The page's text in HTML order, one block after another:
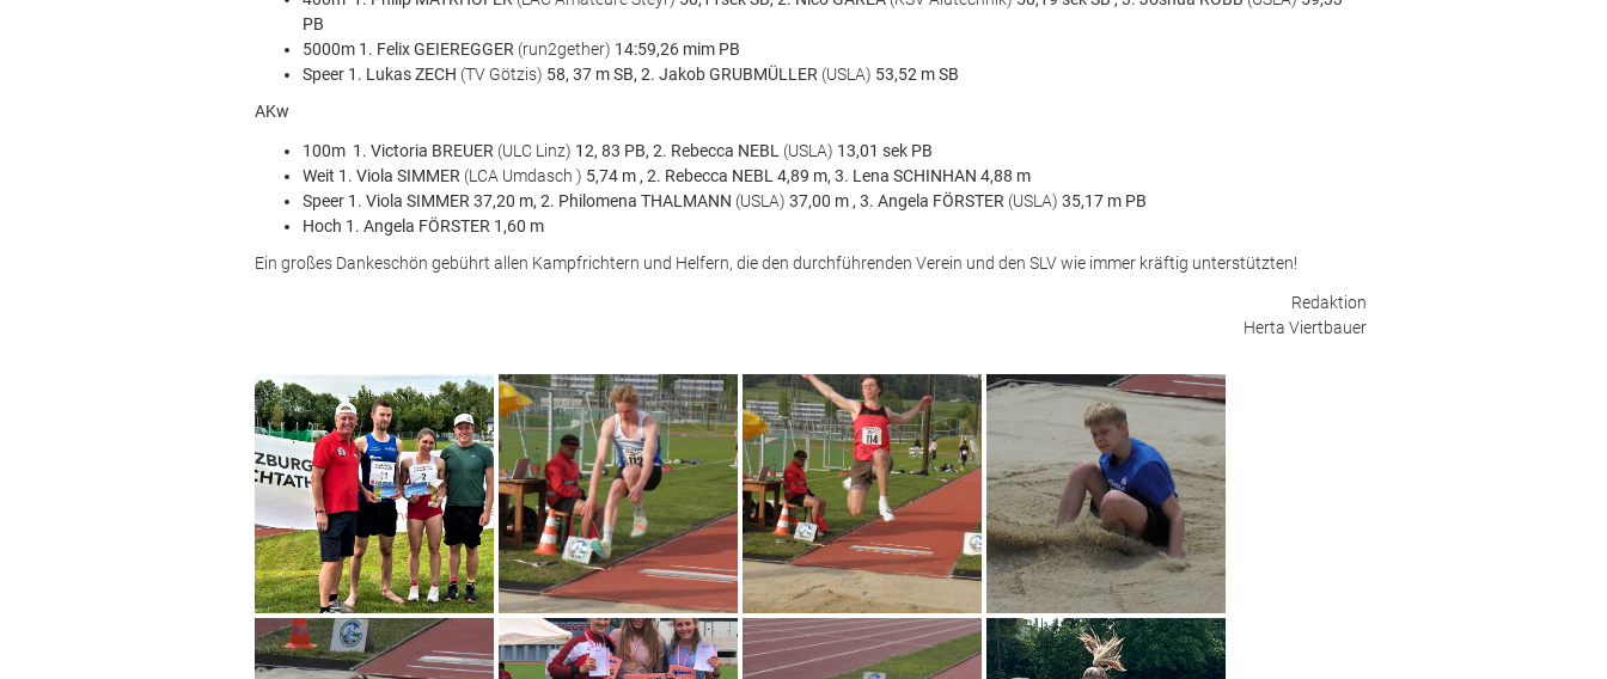
PB
5000m 1. Felix GEIEREGGER (run2gether) 14:59,26 mim PB
Speer 1. Lukas ZECH (TV Götzis) 58, 37 m SB, 2. Jakob GRUBMÜLLER (USLA) 53,52 m SB
AKw
100m 1. Victoria BREUER (ULC Linz) 12, 83 PB, 2. Rebecca NEBL (USLA) 13,01 sek PB
Weit 1. Viola SIMMER (LCA Umdasch ) 5,74 m , 2. Rebecca NEBL 4,89 m, 3. Lena SCHINHAN 4,88 m
Speer 1. Viola SIMMER 37,20 m, 2. Philomena THALMANN (USLA)37,00 m , 3. Angela FÖRSTER (USLA)35,17 m PB
Hoch 1. Angela FÖRSTER 1,60 m
Ein großes Dankeschön gebührt allen Kampfrichtern und Helfern, die den durchführenden Verein und den SLV wie immer kräftig unterstützten!
Redaktion
Herta Viertbauer